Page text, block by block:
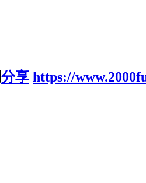
分享 https://